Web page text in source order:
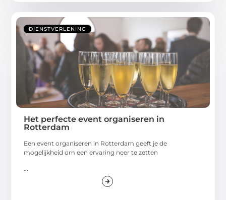
DIENSTVERLENING
Het perfecte event organiseren in
Rotterdam
Een event organiseren in Rotterdam geeft je de
mogelijkheid om een ervaring neer te zetten
...